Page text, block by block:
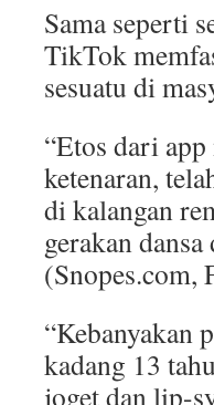
Sama seperti
TikTok
sesuatu di
“Etos dari
ketenaran,
di kalangan
gerakan
(Snopes.com,
“Kebanyakan
kadang 13
joget dan lip-